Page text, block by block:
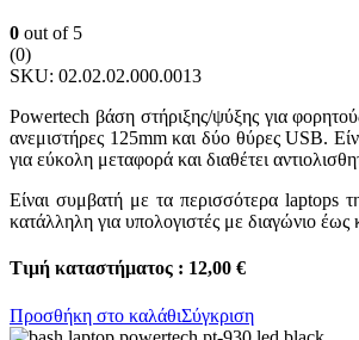
0 out of 5
(0)
SKU: 02.02.02.000.0013
Powertech βάση στήριξης/ψύξης για
ανεμιστήρες 125mm και δύο θύρες USB.
για εύκολη μεταφορά και διαθέτει
Είναι συμβατή με τα περισσότερα laptops
κατάλληλη για υπολογιστές με διαγώνιο έως
Τιμή καταστήματος : 12,00 €
Προσθήκη στο καλάθιΣύγκριση